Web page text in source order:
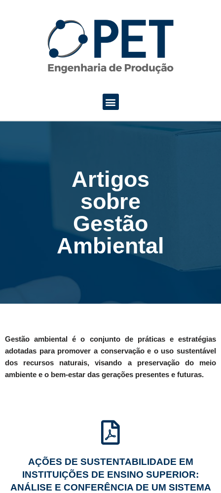
Artigos
sobre
Gestão
Ambiental
Gestão ambiental é o conjunto de práticas e estratégias
adotadas para promover a conservação e o uso sustentável
dos recursos naturais, visando a preservação do meio
ambiente e o bem-estar das gerações presentes e futuras.
AÇÕES DE SUSTENTABILIDADE EM
INSTITUIÇÕES DE ENSINO SUPERIOR:
ANÁLISE E CONFERÊNCIA DE UM SISTEMA